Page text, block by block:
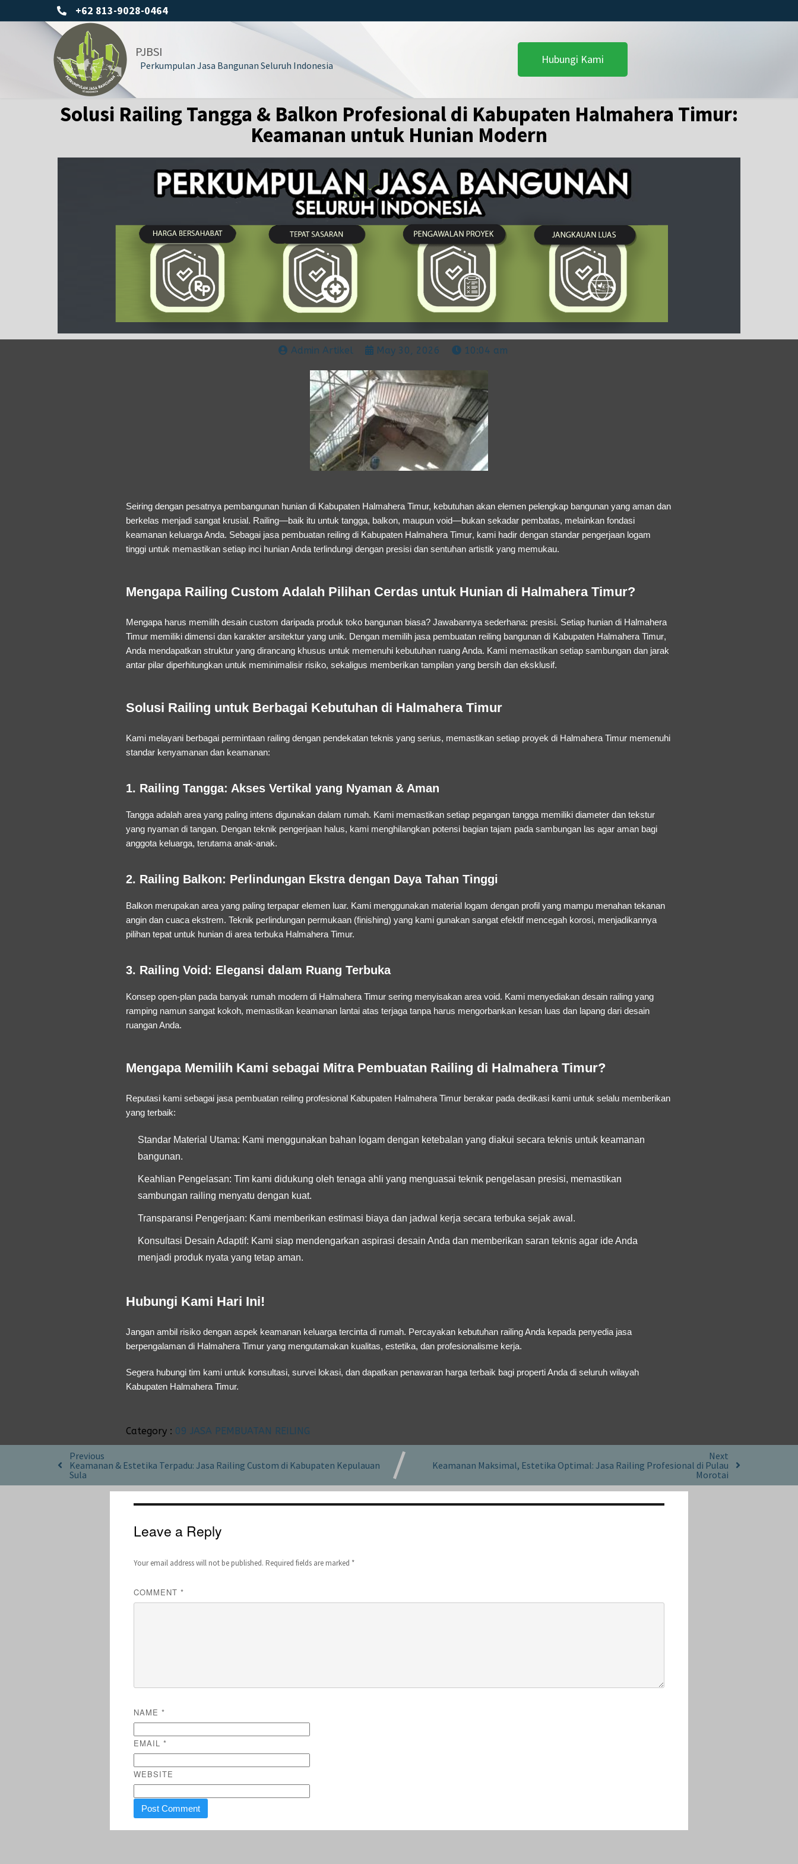
+62 813-9028-0464
PJBSI
Perkumpulan Jasa Bangunan Seluruh Indonesia Hubungi Kami
Solusi Railing Tangga & Balkon Profesional di Kabupaten Halmahera Timur:
Keamanan untuk Hunian Modern
Admin Artikel May 30, 2026 10:04 am
Seiring dengan pesatnya pembangunan hunian di Kabupaten Halmahera Timur, kebutuhan akan elemen pelengkap bangunan yang aman dan
berkelas menjadi sangat krusial. Railing—baik itu untuk tangga, balkon, maupun void—bukan sekadar pembatas, melainkan fondasi
keamanan keluarga Anda. Sebagai jasa pembuatan reiling di Kabupaten Halmahera Timur, kami hadir dengan standar pengerjaan logam
tinggi untuk memastikan setiap inci hunian Anda terlindungi dengan presisi dan sentuhan artistik yang memukau.
Mengapa Railing Custom Adalah Pilihan Cerdas untuk Hunian di Halmahera Timur?
Mengapa harus memilih desain custom daripada produk toko bangunan biasa? Jawabannya sederhana: presisi. Setiap hunian di Halmahera
Timur memiliki dimensi dan karakter arsitektur yang unik. Dengan memilih jasa pembuatan reiling bangunan di Kabupaten Halmahera Timur,
Anda mendapatkan struktur yang dirancang khusus untuk memenuhi kebutuhan ruang Anda. Kami memastikan setiap sambungan dan jarak
antar pilar diperhitungkan untuk meminimalisir risiko, sekaligus memberikan tampilan yang bersih dan eksklusif.
Solusi Railing untuk Berbagai Kebutuhan di Halmahera Timur
Kami melayani berbagai permintaan railing dengan pendekatan teknis yang serius, memastikan setiap proyek di Halmahera Timur memenuhi
standar kenyamanan dan keamanan:
1. Railing Tangga: Akses Vertikal yang Nyaman & Aman
Tangga adalah area yang paling intens digunakan dalam rumah. Kami memastikan setiap pegangan tangga memiliki diameter dan tekstur
yang nyaman di tangan. Dengan teknik pengerjaan halus, kami menghilangkan potensi bagian tajam pada sambungan las agar aman bagi
anggota keluarga, terutama anak-anak.
2. Railing Balkon: Perlindungan Ekstra dengan Daya Tahan Tinggi
Balkon merupakan area yang paling terpapar elemen luar. Kami menggunakan material logam dengan profil yang mampu menahan tekanan
angin dan cuaca ekstrem. Teknik perlindungan permukaan (finishing) yang kami gunakan sangat efektif mencegah korosi, menjadikannya
pilihan tepat untuk hunian di area terbuka Halmahera Timur.
3. Railing Void: Elegansi dalam Ruang Terbuka
Konsep open-planpada banyak rumah modern di Halmahera Timur sering menyisakan area void. Kami menyediakan desain railing yang
ramping namun sangat kokoh, memastikan keamanan lantai atas terjaga tanpa harus mengorbankan kesan luas dan lapang dari desain
ruangan Anda.
Mengapa Memilih Kami sebagai Mitra Pembuatan Railing di Halmahera Timur?
Reputasi kami sebagai jasa pembuatan reiling profesional Kabupaten Halmahera Timurberakar pada dedikasi kami untuk selalu memberikan
yang terbaik:
Standar Material Utama: Kami menggunakan bahan logam dengan ketebalan yang diakui secara teknis untuk keamanan
bangunan.
Keahlian Pengelasan: Tim kami didukung oleh tenaga ahli yang menguasai teknik pengelasan presisi, memastikan
sambungan railing menyatu dengan kuat.
Transparansi Pengerjaan: Kami memberikan estimasi biaya dan jadwal kerja secara terbuka sejak awal.
Konsultasi Desain Adaptif: Kami siap mendengarkan aspirasi desain Anda dan memberikan saran teknis agar ide Anda
menjadi produk nyata yang tetap aman.
Hubungi Kami Hari Ini!
Jangan ambil risiko dengan aspek keamanan keluarga tercinta di rumah. Percayakan kebutuhan railing Anda kepada penyedia jasa
berpengalaman di Halmahera Timur yang mengutamakan kualitas, estetika, dan profesionalisme kerja.
Segera hubungi tim kami untuk konsultasi, survei lokasi, dan dapatkan penawaran harga terbaik bagi properti Anda di seluruh wilayah
Kabupaten Halmahera Timur.
Category : 09 JASA PEMBUATAN REILING
Previous
Keamanan & Estetika Terpadu: Jasa Railing Custom di Kabupaten Kepulauan
Sula
Next
Keamanan Maksimal, Estetika Optimal: Jasa Railing Profesional di Pulau
Morotai
Leave a Reply
Your email address will not be published. Required fields are marked *
COMMENT*
NAME*
EMAIL*
WEBSITE